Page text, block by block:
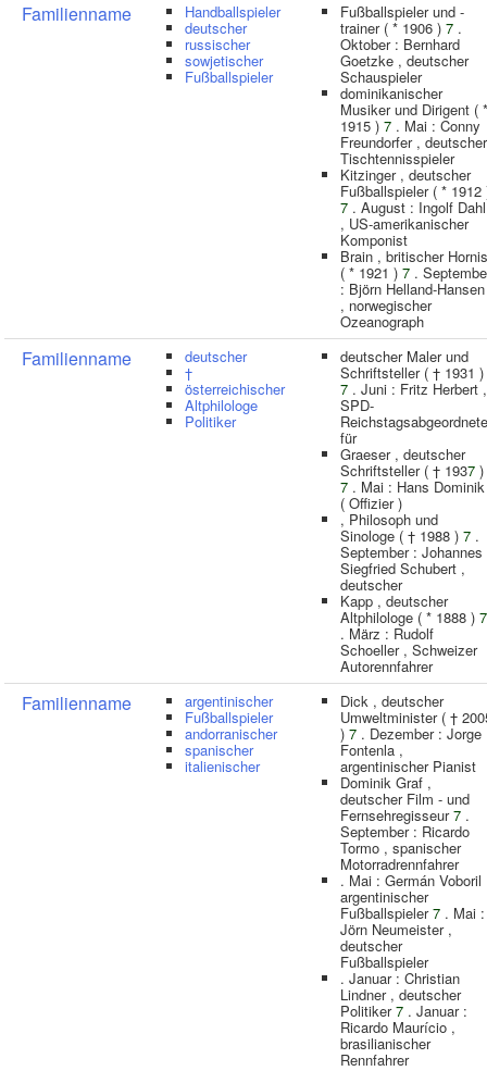
Familienname Handballspieler
deutscher
russischer
sowjetischer
Fußballspieler
Fußballspieler und -
trainer ( * 1906 ) 7 .
Oktober : Bernhard
Goetzke , deutscher
Schauspieler
dominikanischer
Musiker und Dirigent ( *
1915 ) 7 . Mai : Conny
Freundorfer , deutscher
Tischtennisspieler
Kitzinger , deutscher
Fußballspieler ( * 1912
7 . August : Ingolf Dahl
, US-amerikanischer
Komponist
Brain , britischer
( * 1921 ) 7 .
: Björn Helland-Hansen
, norwegischer
Ozeanograph
Familienname deutscher
†
österreichischer
Altphilologe
Politiker
deutscher Maler und
Schriftsteller ( † 1931 )
7 . Juni : Fritz Herbert ,
SPD-
für
Graeser , deutscher
Schriftsteller ( † 1937 )
7 . Mai : Hans Dominik
( Offizier )
, Philosoph und
Sinologe ( † 1988 ) 7 .
September : Johannes
Siegfried Schubert ,
deutscher
Kapp , deutscher
Altphilologe ( * 1888 ) 7
. März : Rudolf
Schoeller , Schweizer
Autorennfahrer
Familienname argentinischer
Fußballspieler
andorranischer
spanischer
italienischer
Dick , deutscher
Umweltminister ( †
) 7 . Dezember : Jorge
Fontenla ,
argentinischer Pianist
Dominik Graf ,
deutscher Film - und
Fernsehregisseur7 .
September : Ricardo
Tormo , spanischer
Motorradrennfahrer
. Mai : Germán Voboril
argentinischer
Fußballspieler7 . Mai :
Jörn Neumeister ,
deutscher
Fußballspieler
. Januar : Christian
Lindner , deutscher
Politiker7 . Januar :
Ricardo Maurício ,
brasilianischer
Rennfahrer